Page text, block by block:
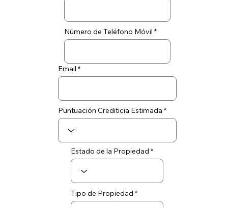
Número de Teléfono Móvil
Email
Puntuación Crediticia Estimada
Estado de la Propiedad
Tipo de Propiedad